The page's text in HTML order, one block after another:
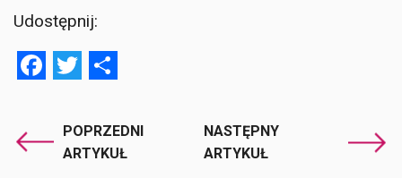
Udostępnij:
Facebook
Twitter
POPRZEDNI
ARTYKUŁ
NASTĘPNY
ARTYKUŁ